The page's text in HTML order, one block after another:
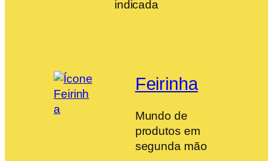
indicada
Feirinha
Mundo de
produtos em
segunda mão